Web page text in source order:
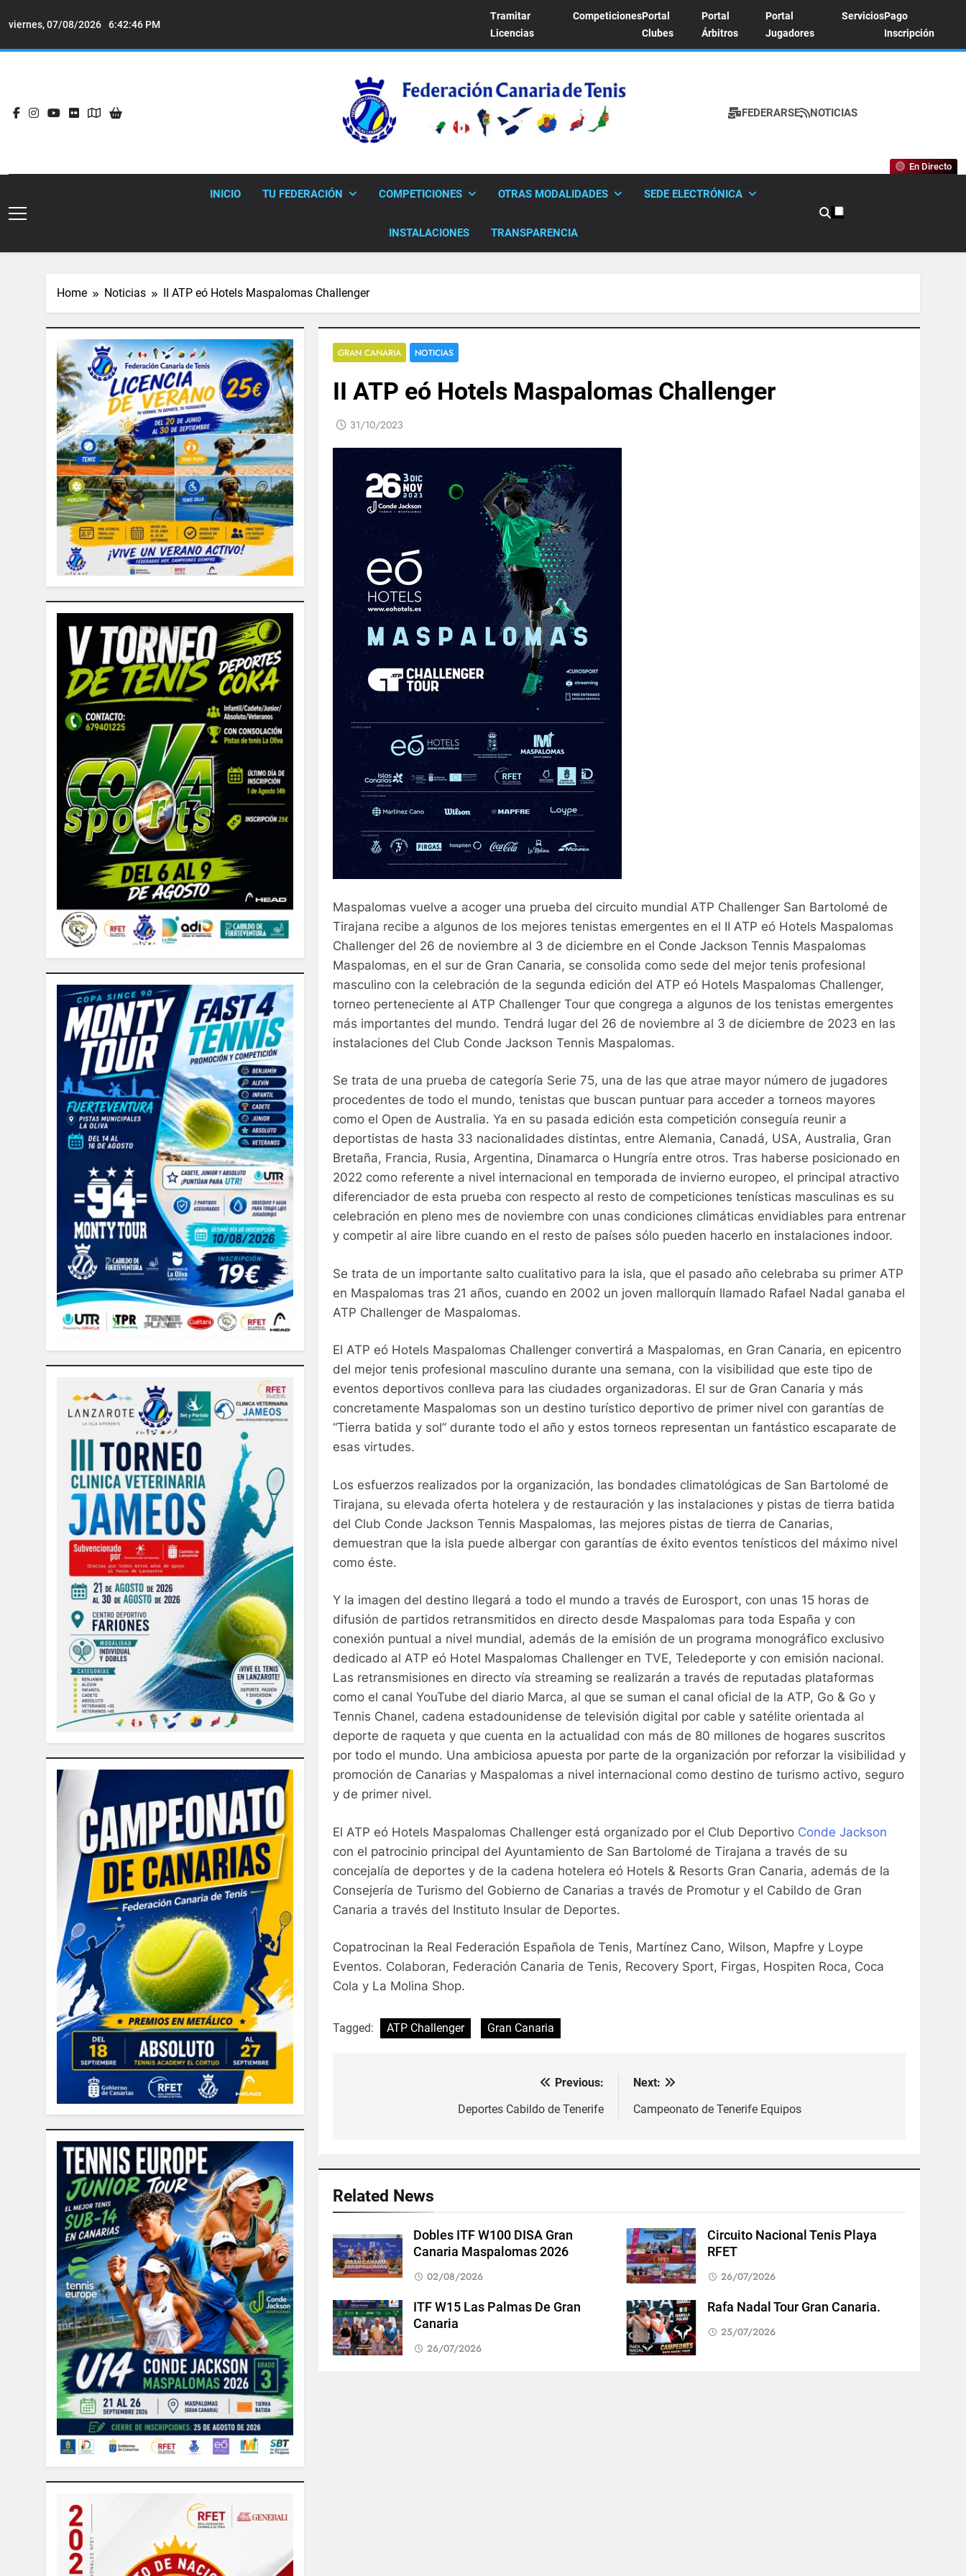
toviernes, 07/08/2026 6:42:47 PM
Tramitar
Licencias
CompeticionesPortal
Clubes
Portal
Árbitros
Portal
Jugadores
ServiciosPago
Inscripción
FEDERACION CANARIA DE TENIS
FEDERARSE NOTICIAS
En Directo
INICIO TU FEDERACIÓN COMPETICIONES OTRAS MODALIDADES SEDE ELECTRÓNICA
INSTALACIONES TRANSPARENCIA
Home Noticias II ATP eó Hotels Maspalomas Challenger
GRAN CANARIA NOTICIAS
II ATP eó Hotels Maspalomas Challenger
31/10/2023
Maspalomas vuelve a acoger una prueba del circuito mundial ATP Challenger San Bartolomé de
Tirajana recibe a algunos de los mejores tenistas emergentes en el II ATP eó Hotels Maspalomas
Challenger del 26 de noviembre al 3 de diciembre en el Conde Jackson Tennis Maspalomas
Maspalomas, en el sur de Gran Canaria, se consolida como sede del mejor tenis profesional
masculino con la celebración de la segunda edición del ATP eó Hotels Maspalomas Challenger,
torneo perteneciente al ATP Challenger Tour que congrega a algunos de los tenistas emergentes
más importantes del mundo. Tendrá lugar del 26 de noviembre al 3 de diciembre de 2023 en las
instalaciones del Club Conde Jackson Tennis Maspalomas.
Se trata de una prueba de categoría Serie 75, una de las que atrae mayor número de jugadores
procedentes de todo el mundo, tenistas que buscan puntuar para acceder a torneos mayores
como el Open de Australia. Ya en su pasada edición esta competición conseguía reunir a
deportistas de hasta 33 nacionalidades distintas, entre Alemania, Canadá, USA, Australia, Gran
Bretaña, Francia, Rusia, Argentina, Dinamarca o Hungría entre otros. Tras haberse posicionado en
2022 como referente a nivel internacional en temporada de invierno europeo, el principal atractivo
diferenciador de esta prueba con respecto al resto de competiciones tenísticas masculinas es su
celebración en pleno mes de noviembre con unas condiciones climáticas envidiables para entrenar
y competir al aire libre cuando en el resto de países sólo pueden hacerlo en instalaciones indoor.
Se trata de un importante salto cualitativo para la isla, que el pasado año celebraba su primer ATP
en Maspalomas tras 21 años, cuando en 2002 un joven mallorquín llamado Rafael Nadal ganaba el
ATP Challenger de Maspalomas.
El ATP eó Hotels Maspalomas Challenger convertirá a Maspalomas, en Gran Canaria, en epicentro
del mejor tenis profesional masculino durante una semana, con la visibilidad que este tipo de
eventos deportivos conlleva para las ciudades organizadoras. El sur de Gran Canaria y más
concretamente Maspalomas son un destino turístico deportivo de primer nivel con garantías de
“Tierra batida y sol” durante todo el año y estos torneos representan un fantástico escaparate de
esas virtudes.
Los esfuerzos realizados por la organización, las bondades climatológicas de San Bartolomé de
Tirajana, su elevada oferta hotelera y de restauración y las instalaciones y pistas de tierra batida
del Club Conde Jackson Tennis Maspalomas, las mejores pistas de tierra de Canarias,
demuestran que la isla puede albergar con garantías de éxito eventos tenísticos del máximo nivel
como éste.
Y la imagen del destino llegará a todo el mundo a través de Eurosport, con unas 15 horas de
difusión de partidos retransmitidos en directo desde Maspalomas para toda España y con
conexión puntual a nivel mundial, además de la emisión de un programa monográfico exclusivo
dedicado al ATP eó Hotel Maspalomas Challenger en TVE, Teledeporte y con emisión nacional.
Las retransmisiones en directo vía streaming se realizarán a través de reputadas plataformas
como el canal YouTube del diario Marca, al que se suman el canal oficial de la ATP, Go & Go y
Tennis Chanel, cadena estadounidense de televisión digital por cable y satélite orientada al
deporte de raqueta y que cuenta en la actualidad con más de 80 millones de hogares suscritos
por todo el mundo. Una ambiciosa apuesta por parte de la organización por reforzar la visibilidad y
promoción de Canarias y Maspalomas a nivel internacional como destino de turismo activo, seguro
y de primer nivel.
El ATP eó Hotels Maspalomas Challenger está organizado por el Club Deportivo Conde Jackson
con el patrocinio principal del Ayuntamiento de San Bartolomé de Tirajana a través de su
concejalía de deportes y de la cadena hotelera eó Hotels & Resorts Gran Canaria, además de la
Consejería de Turismo del Gobierno de Canarias a través de Promotur y el Cabildo de Gran
Canaria a través del Instituto Insular de Deportes.
Copatrocinan la Real Federación Española de Tenis, Martínez Cano, Wilson, Mapfre y Loype
Eventos. Colaboran, Federación Canaria de Tenis, Recovery Sport, Firgas, Hospiten Roca, Coca
Cola y La Molina Shop.
Tagged: ATP Challenger Gran Canaria
Previous:
Deportes Cabildo de Tenerife
Next:
Campeonato de Tenerife Equipos
Related News
Dobles ITF W100 DISA Gran
Canaria Maspalomas 2026
02/08/2026
Circuito Nacional Tenis Playa
RFET
26/07/2026
ITF W15 Las Palmas De Gran
Canaria
26/07/2026
Rafa Nadal Tour Gran Canaria.
25/07/2026